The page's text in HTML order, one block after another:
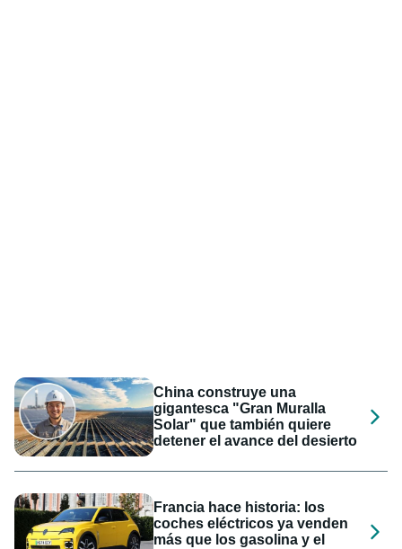
China construye una
gigantesca "Gran Muralla
Solar" que también quiere
detener el avance del desierto
Francia hace historia: los
coches eléctricos ya venden
más que los gasolina y el